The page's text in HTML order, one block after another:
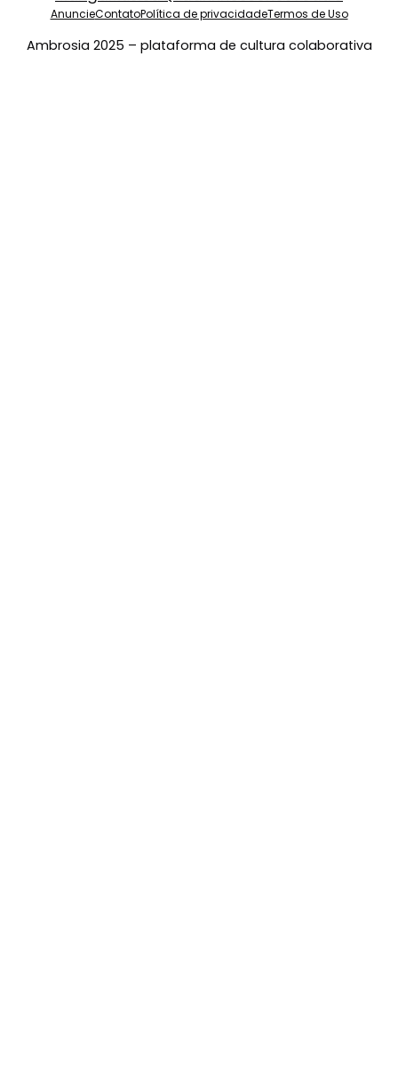
AnuncieContatoPolítica de privacidadeTermos de Uso
Ambrosia 2025 – plataforma de cultura colaborativa